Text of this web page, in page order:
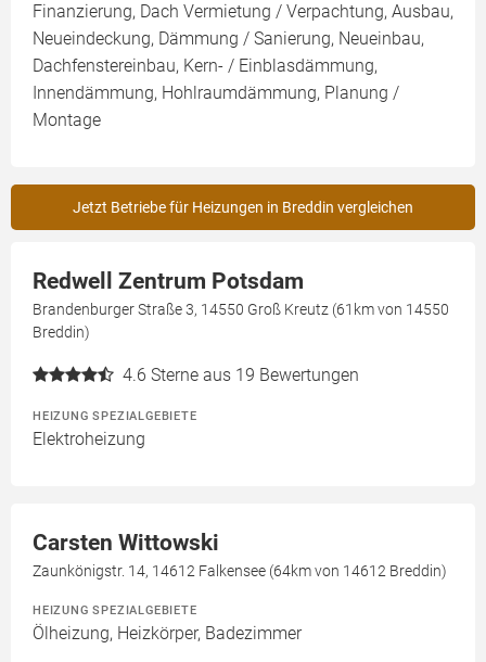
Finanzierung, Dach Vermietung / Verpachtung, Ausbau,
Neueindeckung, Dämmung / Sanierung, Neueinbau,
Dachfenstereinbau, Kern- / Einblasdämmung,
Innendämmung, Hohlraumdämmung, Planung /
Montage
Jetzt Betriebe für Heizungen in Breddin vergleichen
Redwell Zentrum Potsdam
Brandenburger Straße 3, 14550 Groß Kreutz (61km von 14550
Breddin)
4.6 Sterne aus 19 Bewertungen
HEIZUNG SPEZIALGEBIETE
Elektroheizung
Carsten Wittowski
Zaunkönigstr. 14, 14612 Falkensee (64km von 14612 Breddin)
HEIZUNG SPEZIALGEBIETE
Ölheizung, Heizkörper, Badezimmer